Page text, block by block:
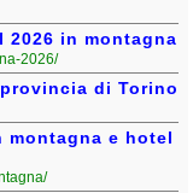
in montagna
2026/
di Torino
montagna e hotel